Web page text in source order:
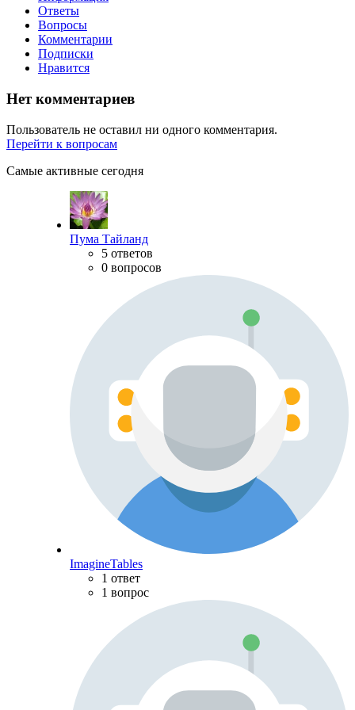
Ответы
Вопросы
Комментарии
Подписки
Нравится
Нет комментариев
Пользователь не оставил ни одного комментария.
Перейти к вопросам
Самые активные сегодня
Пума Тайланд
5 ответов
0 вопросов
ImagineTables
1 ответ
1 вопрос